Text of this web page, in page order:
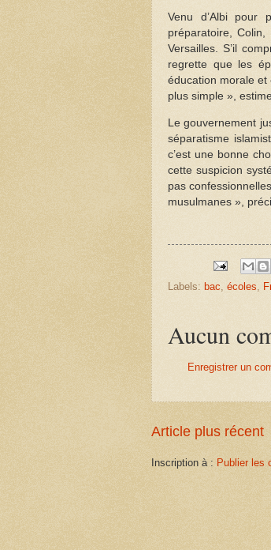
Venu d’Albi pour
préparatoire,
Versailles. S’il
regrette que les
éducation morale et
plus simple »,
Le gouvernement
séparatisme
c’est une bonne
cette suspicion
pas
musulmanes »,
Labels: bac écoles
Aucun
Enregistrer un
Article plus récent
Inscription à : Publier les